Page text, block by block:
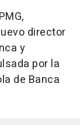
director
y
por la
de Banca